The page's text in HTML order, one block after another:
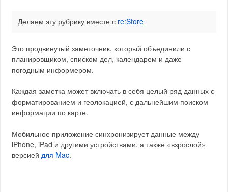
Делаем эту рубрику вместе с re:Store
Это продвинутый заметочник, который объединили с
планировщиком, списком дел, календарем и даже
погодным информером.
Каждая заметка может включать в себя целый ряд данных с
форматированием и геолокацией, с дальнейшим поиском
информации по карте.
Мобильное приложение синхронизирует данные между
iPhone, iPad и другими устройствами, а также «взрослой»
версией для Mac.